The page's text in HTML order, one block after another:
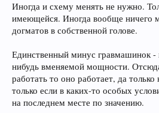
Иногда и схему менять не нужно.
имеющейся. Иногда вообще ничего
догматов в собственной голове.
Единственный минус гравмашинок -
нибудь вменяемой мощности.
работать то оно работает, да
только если в каких-то особых
на последнем месте по значению.